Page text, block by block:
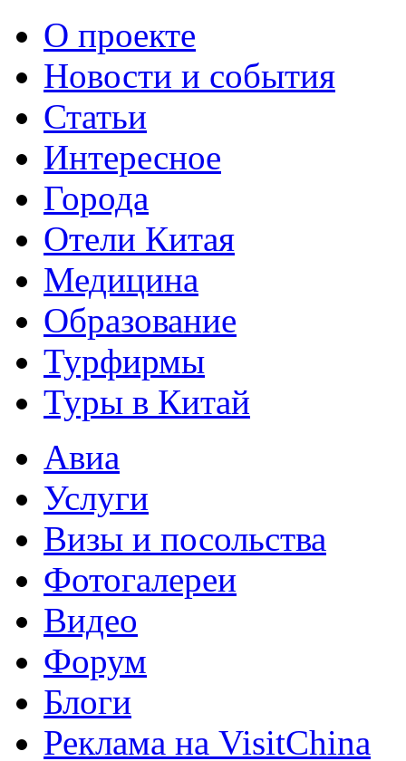
О проекте
Новости и события
Статьи
Интересное
Города
Отели Китая
Медицина
Образование
Турфирмы
Туры в Китай
Авиа
Услуги
Визы и посольства
Фотогалереи
Видео
Форум
Блоги
Реклама на VisitChina